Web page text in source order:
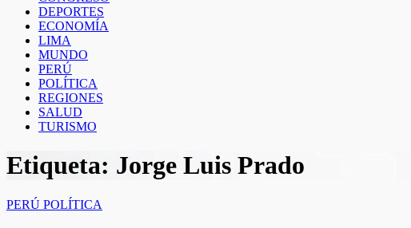
DEPORTES
ECONOMÍA
LIMA
MUNDO
PERÚ
POLÍTICA
REGIONES
SALUD
TURISMO
Etiqueta: Jorge Luis Prado
PERÚ POLÍTICA